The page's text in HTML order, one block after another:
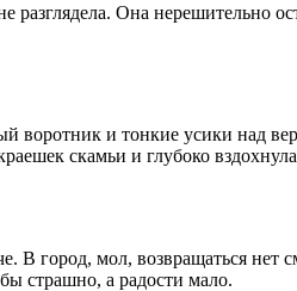
Она нерешительно
и тонкие усики над
скамьи и глубоко
город, мол, возвращаться нет
страшно, а радости мало.